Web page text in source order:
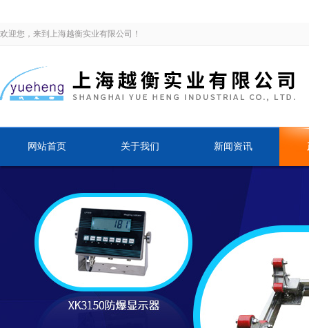
欢迎您，来到上海越衡实业有限公司！
网站首页 关于我们 新闻资讯